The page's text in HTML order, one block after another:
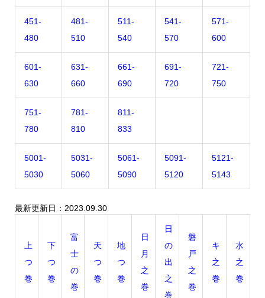
451-
480
481-
510
511-
540
541-
570
571-
600
601-
630
631-
660
661-
690
691-
720
721-
750
751-
780
781-
810
811-
833
5001-
5030
5031-
5060
5061-
5090
5091-
5120
5121-
5143
最新更新日：2023.09.30
上
つ
巻
下
つ
巻
富
士
の
巻
天
つ
巻
地
つ
巻
日
月
之
巻
日
の
出
之
巻
磐
戸
之
巻
キ
之
巻
水
之
巻